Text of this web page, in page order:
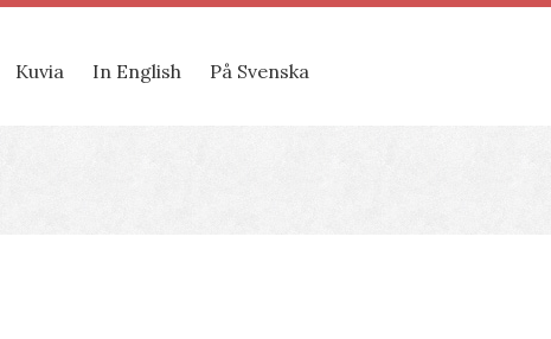
Kuvia In English På Svenska